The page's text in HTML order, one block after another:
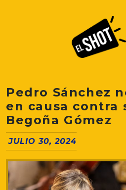
Pedro Sánchez
en causa contra
Begoña Gómez
JULIO 30, 2024